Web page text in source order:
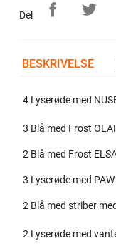
Del
BESKRIVELSE
4 Lyserøde med
3 Blå med Frost
2 Blå med Frost
3 Lyserøde med
2 Blå med striber
2 Lyserøde med